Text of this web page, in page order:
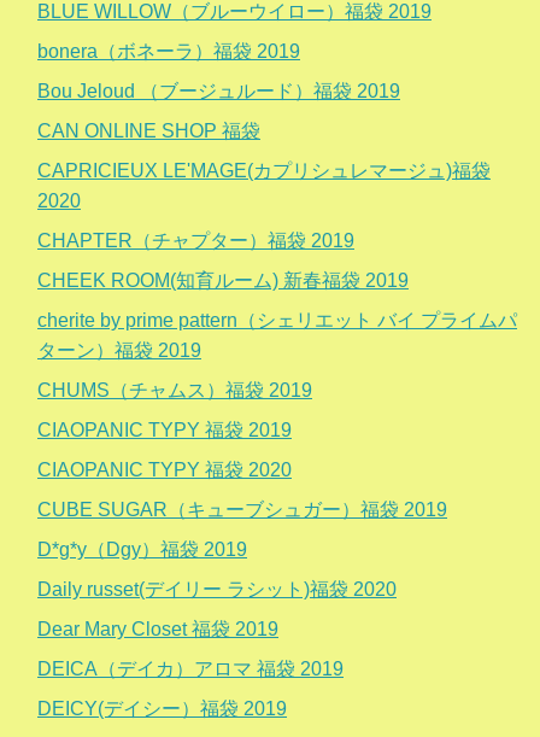
BLUE WILLOW（ブルーウイロー）福袋 2019
bonera（ボネーラ）福袋 2019
Bou Jeloud （ブージュルード）福袋 2019
CAN ONLINE SHOP 福袋
CAPRICIEUX LE'MAGE(カプリシュレマージュ)福袋
2020
CHAPTER（チャプター）福袋 2019
CHEEK ROOM(知育ルーム) 新春福袋 2019
cherite by prime pattern（シェリエット バイ プライムパ
ターン）福袋 2019
CHUMS（チャムス）福袋 2019
CIAOPANIC TYPY 福袋 2019
CIAOPANIC TYPY 福袋 2020
CUBE SUGAR（キューブシュガー）福袋 2019
D*g*y（Dgy）福袋 2019
Daily russet(デイリー ラシット)福袋 2020
Dear Mary Closet 福袋 2019
DEICA（デイカ）アロマ 福袋 2019
DEICY(デイシー）福袋 2019